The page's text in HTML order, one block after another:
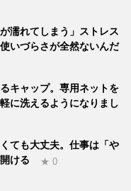
濡れてしまう」ストレス
いづらさが全然ないんだ
キャップ。専用ネットを
に洗えるようになりまし
ても大丈夫。仕事は「や
ける
★ 0